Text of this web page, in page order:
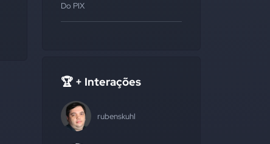
Do PIX
🏆 + Interações
rubenskuhl